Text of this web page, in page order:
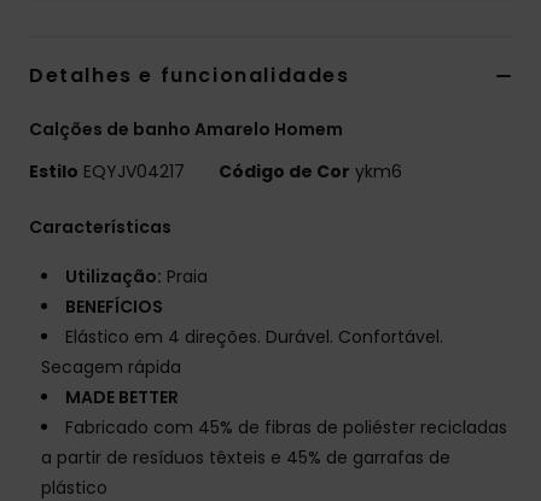
Detalhes e funcionalidades
Calções de banho Amarelo Homem
Estilo EQYJV04217 Código de Cor ykm6
Características
Utilização: Praia
BENEFÍCIOS
Elástico em 4 direções. Durável. Confortável.
Secagem rápida
MADE BETTER
Fabricado com 45% de fibras de poliéster recicladas
a partir de resíduos têxteis e 45% de garrafas de
plástico